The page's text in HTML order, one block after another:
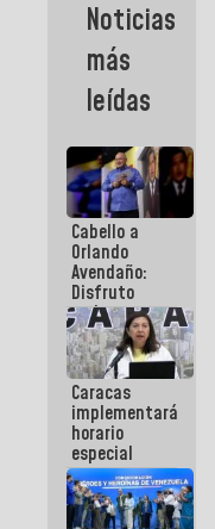
Viceministerio
de Energía
Eléctrica y
CORPOELEC
Noticias
más
leídas
Cabello a
Orlando
Avendaño:
Disfruto
cada vez
que escribes
porque lo
que haces
es
embarrarla
Caracas
implementará
horario
especial
para
adaptarse
al plan de